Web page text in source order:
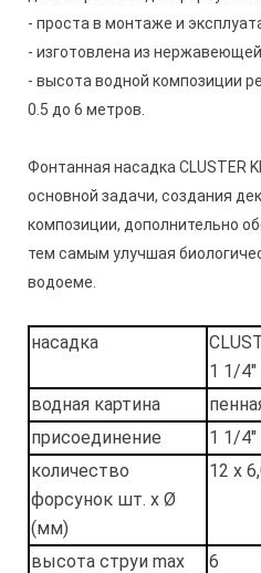
- проста в монтаже и
- изготовлена из нержавеющей
- высота водной композиции
0.5 до 6 метров.
Фонтанная насадка CLUSTER
основной задачи, создания
композиции, дополнительно
тем самым улучшая
водоеме.
насадка
1 1/4"
водная картина
присоединение
1 1/
количество
форсунок шт. x Ø
(мм)
12 х
высота струи max
6